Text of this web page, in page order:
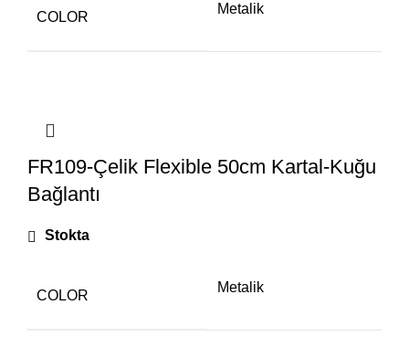
COLOR
Metalik
FR109-Çelik Flexible 50cm Kartal-Kuğu
Bağlantı
Stokta
COLOR
Metalik